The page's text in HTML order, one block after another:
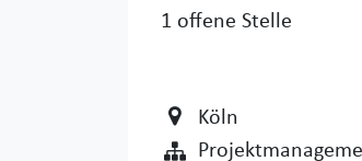
1 offene Stelle
Köln